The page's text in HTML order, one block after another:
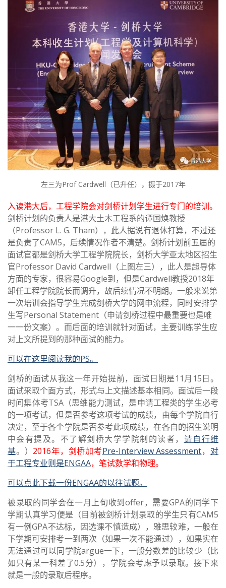
左三为Prof Cardwell（已升任），摄于2017年
入读港大后，工程学院会对剑桥计划学生进行专门的培训。
剑桥计划的负责人是港大土木工程系的谭国焕教授
（Professor L. G. Tham），此人据说有退休打算，不过还
是负责了CAM5，后续情况作者不清楚。剑桥计划前五届的
面试官都是剑桥大学工程学院院长，剑桥大学亚太地区招生
官Professor David Cardwell（上图左三），此人是超导体
方面的专家，很容易Google到，但是Cardwell教授2018年
卸任工程学院院长而调升，故后续情况不明朗。一般来说第
一次培训会指导学生完成剑桥大学的网申流程，同时安排学
生写Personal Statement（申请剑桥过程中最重要也是唯
一一份文案）。而后面的培训就针对面试，主要训练学生应
对上文所提到的那种面试的能力。
可以在这里阅读我的PS。
剑桥的面试从我这一年开始提前，面试日期是11月15日。
面试采取个面方式，形式与上文描述基本相同。面试后一段
时间集体考TSA（思维能力测试，是申请工程类的学生必考
的一项考试，但是否参考这项考试的成绩，由每个学院自行
决定，至于各个学院是否参考此项成绩，在各自的招生说明
中会有提及。不了解剑桥大学学院制的读者， 请自行维
基。） 2016年，剑桥加考Pre-Interview Assessment， 对
于工程专业则是ENGAA，笔试数学和物理。
可以点此下载一份ENGAA的以往试题。
被录取的同学会在一月上旬收到offer，需要GPA的同学下
学期认真学习便是（目前被剑桥计划录取的学生只有CAM5
有一例GPA不达标，因选课不慎造成），雅思较难，一般在
下学期可安排考一到两次（如果一次不能通过），如果实在
无法通过可以同学院argue一下，一般分数差的比较少（比
如只有某一科差了0.5分），学院会考虑予以录取。接下来
就是一般的录取后程序。